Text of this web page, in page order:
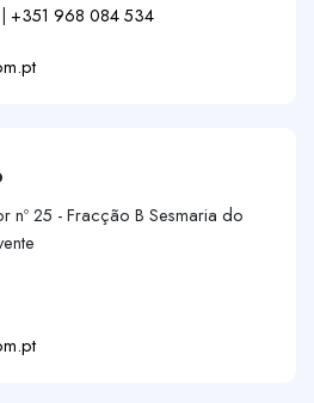
| +351 968 084 534
nº 25 - Fracção B Sesmaria do